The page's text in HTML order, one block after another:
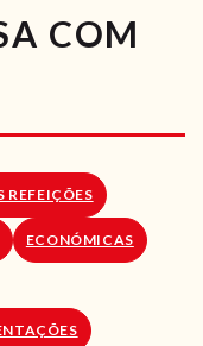
COM
REFEIÇÕES
ECONÓMICAS